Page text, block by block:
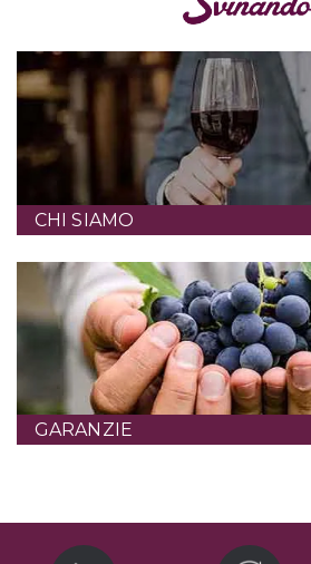
CHI SIAMO
GARANZIE